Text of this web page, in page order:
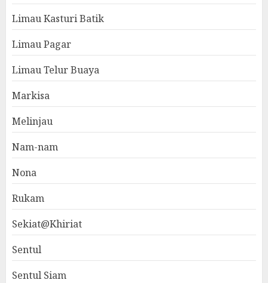
Limau Kasturi Batik
Limau Pagar
Limau Telur Buaya
Markisa
Melinjau
Nam-nam
Nona
Rukam
Sekiat@Khiriat
Sentul
Sentul Siam